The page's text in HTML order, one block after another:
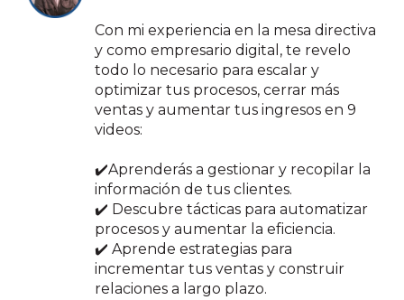
Con mi experiencia en la mesa directiva
y como empresario digital, te revelo
todo lo necesario para escalar y
optimizar tus procesos, cerrar más
ventas y aumentar tus ingresos en 9
videos:
✔️Aprenderás a gestionar y recopilar la
información de tus clientes.
✔️ Descubre tácticas para automatizar
procesos y aumentar la eficiencia.
✔️ Aprende estrategias para
incrementar tus ventas y construir
relaciones a largo plazo.